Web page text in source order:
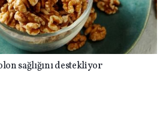
sağlığını destekliyor